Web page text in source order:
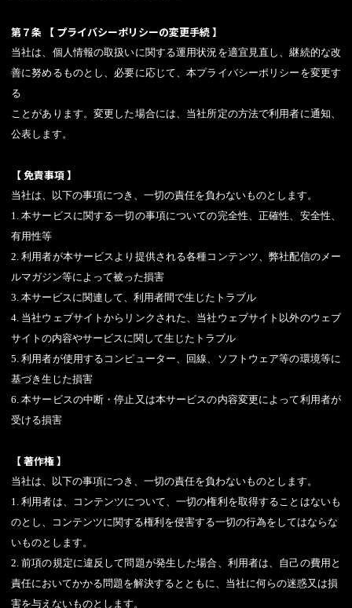
第７条 【 プライバシーポリシーの変更手続 】
当社は、個人情報の取扱いに関する運用状況を適宜見直し、継続的な改
善に努めるものとし、必要に応じて、本プライバシーポリシーを変更す
る
ことがあります。変更した場合には、当社所定の方法で利用者に通知、
公表します。
【 免責事項 】
当社は、以下の事項につき、一切の責任を負わないものとします。
1. 本サービスに関する一切の事項についての完全性、正確性、安全性、
有用性等
2. 利用者が本サービスより提供される各種コンテンツ、弊社配信のメー
ルマガジン等によって被った損害
3. 本サービスに関連して、利用者間で生じたトラブル
4. 当社ウェブサイトからリンクされた、当社ウェブサイト以外のウェブ
サイトの内容やサービスに関して生じたトラブル
5. 利用者が使用するコンピューター、回線、ソフトウェア等の環境等に
基づき生じた損害
6. 本サービスの中断・停止又は本サービスの内容変更によって利用者が
受ける損害
【 著作権 】
当社は、以下の事項につき、一切の責任を負わないものとします。
1. 利用者は、コンテンツについて、一切の権利を取得することはないも
のとし、コンテンツに関する権利を侵害する一切の行為をしてはならな
いものとします。
2. 前項の規定に違反して問題が発生した場合、利用者は、自己の費用と
責任においてかかる問題を解決するとともに、当社に何らの迷惑又は損
害を与えないものとします。